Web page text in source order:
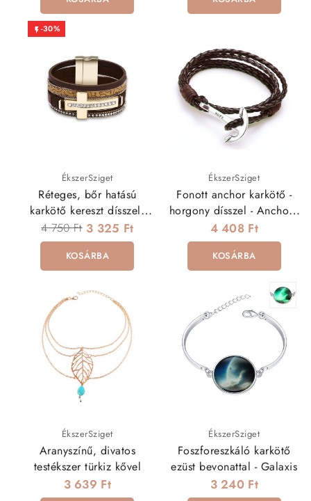
 -30%
ÉkszerSziget
Réteges, bőr hatású
karkötő kereszt dísszel,
mágneses kapoccsal
4 750 Ft 3 325 Ft
KOSÁRBA
ÉkszerSziget
Fonott anchor karkötő -
horgony dísszel - Anchor -
Barna
4 408 Ft
KOSÁRBA
ÉkszerSziget
Aranyszínű, divatos
testékszer türkiz kővel
3 639 Ft
ÉkszerSziget
Foszforeszkáló karkötő
ezüst bevonattal - Galaxis
3 240 Ft